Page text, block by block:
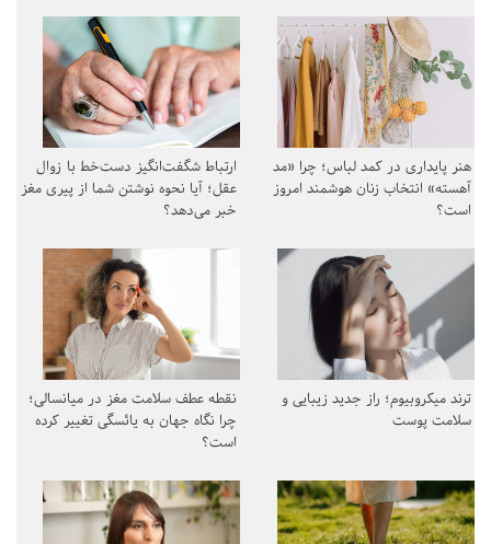
هنر پایداری در کمد لباس؛ چرا «مد
آهسته» انتخاب زنان هوشمند امروز
است؟
ارتباط شگفت‌انگیز دست‌خط با زوال
عقل؛ آیا نحوه نوشتن شما از پیری مغز
خبر می‌دهد؟
ترند میکروبیوم؛ راز جدید زیبایی و
سلامت پوست
نقطه عطف سلامت مغز در میانسالی؛
چرا نگاه جهان به یائسگی تغییر کرده
است؟